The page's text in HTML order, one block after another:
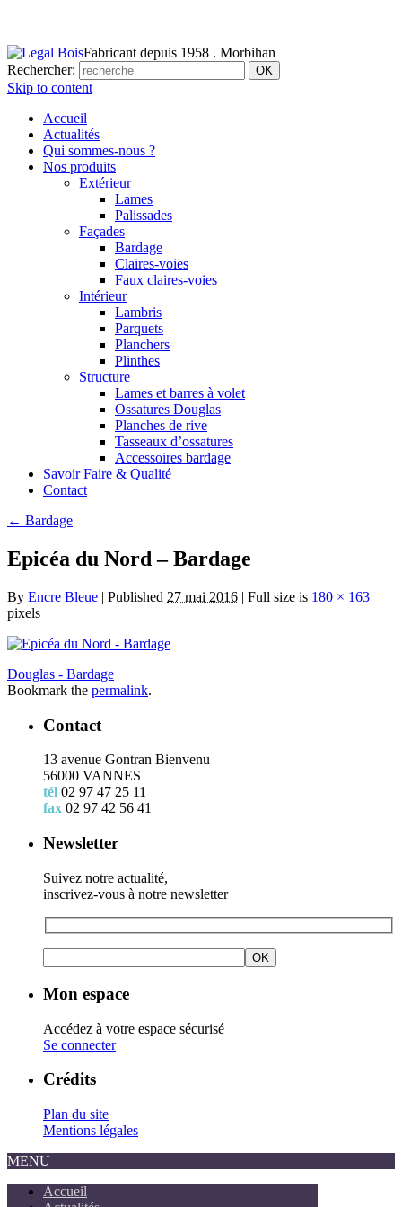
Fabricant depuis 1958 . Morbihan
Rechercher:
Skip to content
Accueil
Actualités
Qui sommes-nous ?
Nos produits
Extérieur
Lames
Palissades
Façades
Bardage
Claires-voies
Faux claires-voies
Intérieur
Lambris
Parquets
Planchers
Plinthes
Structure
Lames et barres à volet
Ossatures Douglas
Planches de rive
Tasseaux d’ossatures
Accessoires bardage
Savoir Faire & Qualité
Contact
← Bardage
Epicéa du Nord – Bardage
By Encre Bleue | Published 27 mai 2016 | Full size is 180 × 163
pixels
Douglas - Bardage
Bookmark the permalink.
Contact
13 avenue Gontran Bienvenu
56000 VANNES
tél 02 97 47 25 11
fax 02 97 42 56 41
Newsletter
Suivez notre actualité,
inscrivez-vous à notre newsletter
Mon espace
Accédez à votre espace sécurisé
Se connecter
Crédits
Plan du site
Mentions légales
MENU
Accueil